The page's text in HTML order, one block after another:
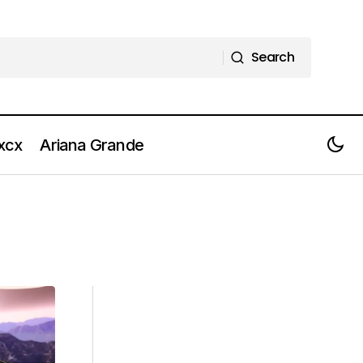
Search
Ariana Grande